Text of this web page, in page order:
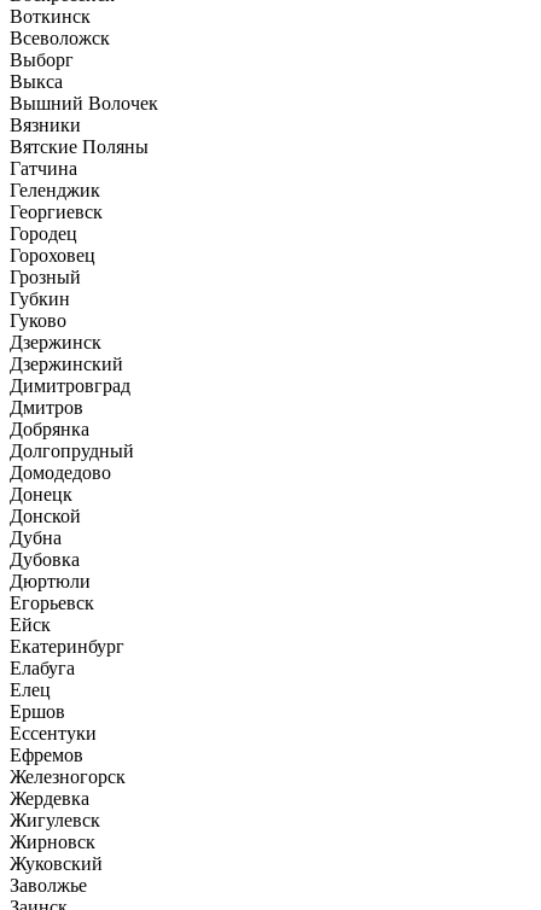
Воткинск
Всеволожск
Выборг
Выкса
Вышний Волочек
Вязники
Вятские Поляны
Гатчина
Геленджик
Георгиевск
Городец
Гороховец
Грозный
Губкин
Гуково
Дзержинск
Дзержинский
Димитровград
Дмитров
Добрянка
Долгопрудный
Домодедово
Донецк
Донской
Дубна
Дубовка
Дюртюли
Егорьевск
Ейск
Екатеринбург
Елабуга
Елец
Ершов
Ессентуки
Ефремов
Железногорск
Жердевка
Жигулевск
Жирновск
Жуковский
Заволжье